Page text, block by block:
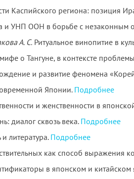
Каспийского региона: позиция
и УНП ООН в борьбе с незаконным
А. С. Ритуальное винопитие в
о Тангуне, в контексте
и развитие феномена
Японии.Подробнее
и женственности в
диалог сквозь века. Подробнее
литература. Подробнее
как способ выражения
в японском и китайском